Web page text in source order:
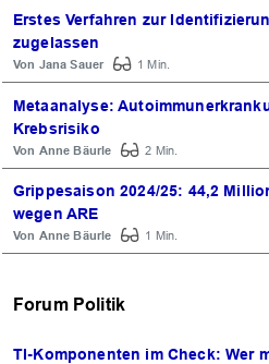
Erstes Verfahren zur
zugelassen
Jana Sauer 1 Min.
Metaanalyse:
Krebsrisiko
Anne Bäurle 2 Min.
Grippesaison 2024/25: 44,2
wegen ARE
Anne Bäurle 1 Min.
Forum Politik
TI-Komponenten im Check: Wer